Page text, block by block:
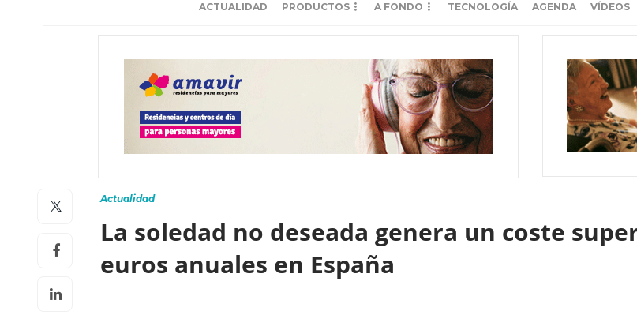
ACTUALIDAD PRODUCTOS A FONDO TECNOLOGÍA AGENDA VÍDEOS
Actualidad
La soledad no deseada genera un coste
euros anuales en España